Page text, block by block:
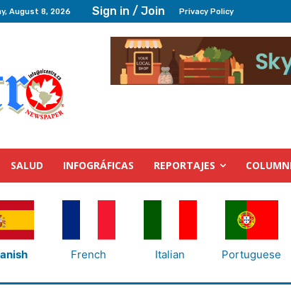
August 8, 2026 Sign in / Join Privacy Policy
SALUD INFOGRÁFICAS REPORTAJES
French Italian Portuguese